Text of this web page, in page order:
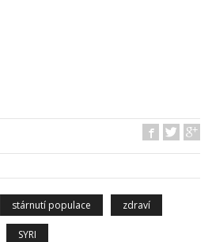
stárnutí populace zdraví
SYRI